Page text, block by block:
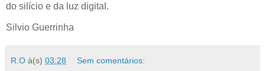
do silício e da luz digital.
Silvio Guerrinha
R.O à(s) 03:28 Sem comentários: